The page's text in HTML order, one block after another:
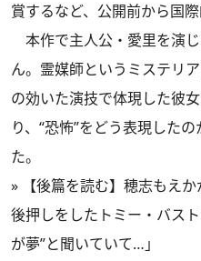
賞するなど、公開前から国
本作で主人公・愛里を演
ん。霊媒師というミステリ
の効いた演技で体現した彼
り、“恐怖”をどう表現した
た。
»
【後篇を読む】穂志もえ
後押しをしたトミー・バス
が夢”と聞いていて…」